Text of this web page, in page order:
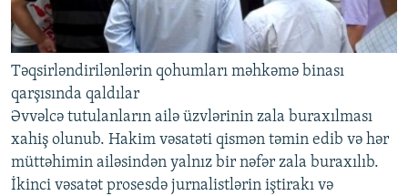
Təqsirləndirilənlərin qohumları məhkəmə binası
qarşısında qaldılar
Əvvəlcə tutulanların ailə üzvlərinin zala buraxılması
xahiş olunub. Hakim vəsatəti qismən təmin edib və hər
müttəhimin ailəsindən yalnız bir nəfər zala buraxılıb.
İkinci vəsatət prosesdə jurnalistlərin iştirakı və